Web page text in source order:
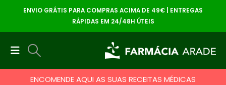
ENVIO GRÁTIS PARA COMPRAS ACIMA DE 49€ | ENTREGAS
RÁPIDAS EM 24/48H ÚTEIS
ENCOMENDE AQUI AS SUAS RECEITAS MÉDICAS